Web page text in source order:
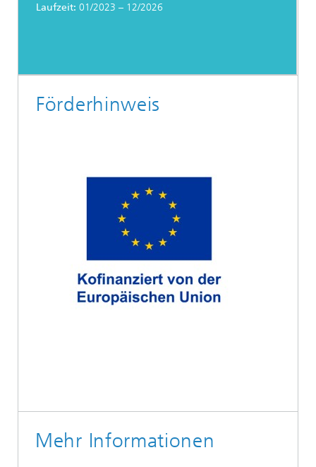
Laufzeit: 01/2023 – 12/2026
Förderhinweis
Mehr Informationen